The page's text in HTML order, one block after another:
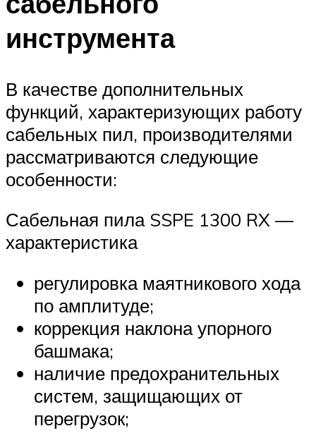
инструмента
В качестве дополнительных
функций, характеризующих работу
сабельных пил, производителями
рассматриваются следующие
особенности:
Сабельная пила SSPE 1300 RX —
характеристика
регулировка маятникового хода
по амплитуде;
коррекция наклона упорного
башмака;
наличие предохранительных
систем, защищающих от
перегрузок;